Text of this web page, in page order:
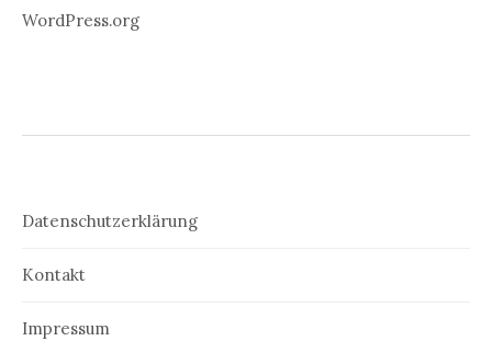
WordPress.org
Datenschutzerklärung
Kontakt
Impressum